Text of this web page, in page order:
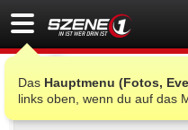
Das Hauptmenu (Fotos,
links oben, wenn du auf das